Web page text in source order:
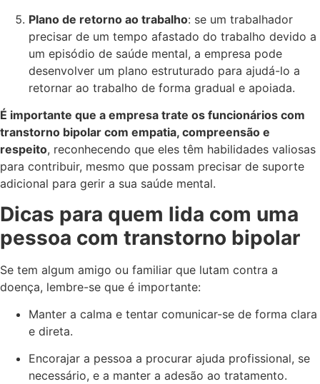
Plano de retorno ao trabalho: se um trabalhador
precisar de um tempo afastado do trabalho devido a
um episódio de saúde mental, a empresa pode
desenvolver um plano estruturado para ajudá-lo a
retornar ao trabalho de forma gradual e apoiada.
É importante que a empresa trate os funcionários com
transtorno bipolar com empatia, compreensão e
respeito, reconhecendo que eles têm habilidades valiosas
para contribuir, mesmo que possam precisar de suporte
adicional para gerir a sua saúde mental.
Dicas para quem lida com uma
pessoa com transtorno bipolar
Se tem algum amigo ou familiar que lutam contra a
doença, lembre-se que é importante:
Manter a calma e tentar comunicar-se de forma clara
e direta.
Encorajar a pessoa a procurar ajuda profissional, se
necessário, e a manter a adesão ao tratamento.